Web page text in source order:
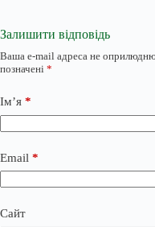
Залишити відповідь
Ваша e-mail адреса не
позначені *
Ім’я *
Email *
Сайт